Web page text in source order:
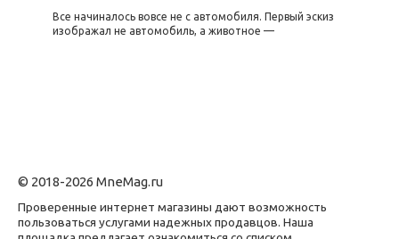
Все начиналось вовсе не с автомобиля. Первый эскиз
изображал не автомобиль, а животное —
© 2018-2026 MneMag.ru
Проверенные интернет магазины дают возможность
пользоваться услугами надежных продавцов. Наша